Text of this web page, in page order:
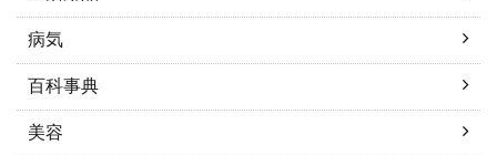
病気
百科事典
美容